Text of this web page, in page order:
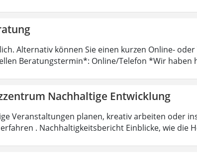
Alternativ können Sie einen kurzen Online-
Beratungstermin*: Online/Telefon *Wir haben
Nachhaltige Entwicklung
Veranstaltungen planen, kreativ arbeiten oder
. Nachhaltigkeitsbericht Einblicke, wie die